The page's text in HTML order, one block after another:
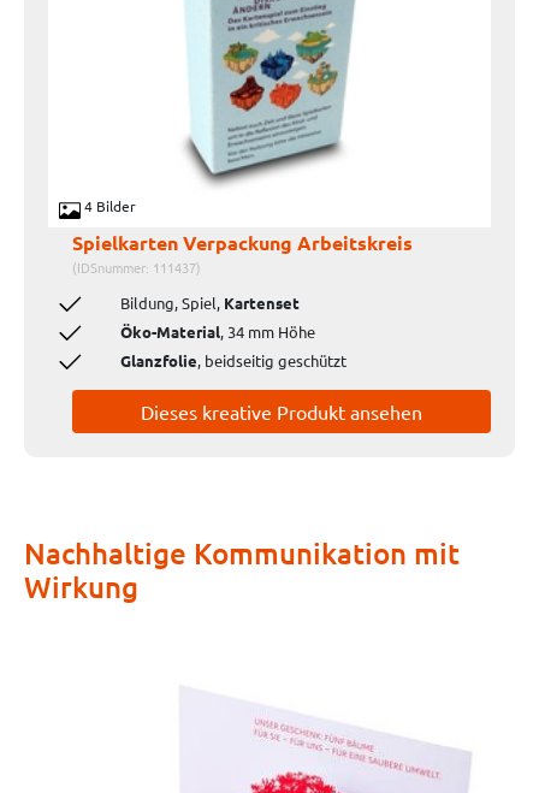
4 Bilder
Spielkarten Verpackung Arbeitskreis
(IDSnummer: 111437)
Bildung, Spiel, Kartenset
Öko-Material, 34 mm Höhe
Glanzfolie, beidseitig geschützt
Dieses kreative Produkt ansehen
Nachhaltige Kommunikation mit
Wirkung